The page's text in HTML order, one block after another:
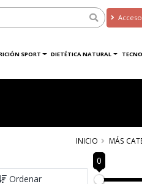
SPORT DIETÉTICA NATURAL
INICIO MÁS
Ordenar
0